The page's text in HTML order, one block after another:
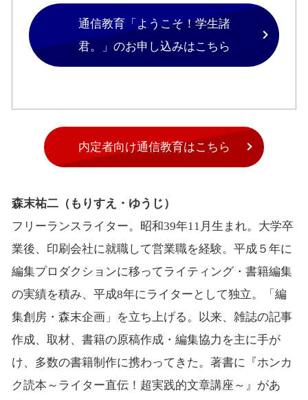
通信教育「ようこそ！学生諸
君。」のお申し込みはこちら
内定者向け通信教育はこちら
森末祐二（もりすえ・ゆうじ）
フリーランスライター。昭和39年11月生まれ。大学卒
業後、印刷会社に就職して営業職を経験。平成５年に
編集プロダクションに移ってライティング・書籍編集
の実績を積み、平成8年にライターとして独立。「編
集創房・森末企画」を立ち上げる。以来、雑誌の記事
作成、取材、書籍の原稿作成・編集協力を主に手が
け、多数の書籍制作に携わってきた。著書に『ホンカ
ク読本～ライター直伝！超実践的文章講座～』があ